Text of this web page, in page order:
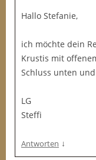
Hallo Stefanie,
ich möchte dein
Krustis mit
Schluss unten
LG
Steffi
Antworten ↓